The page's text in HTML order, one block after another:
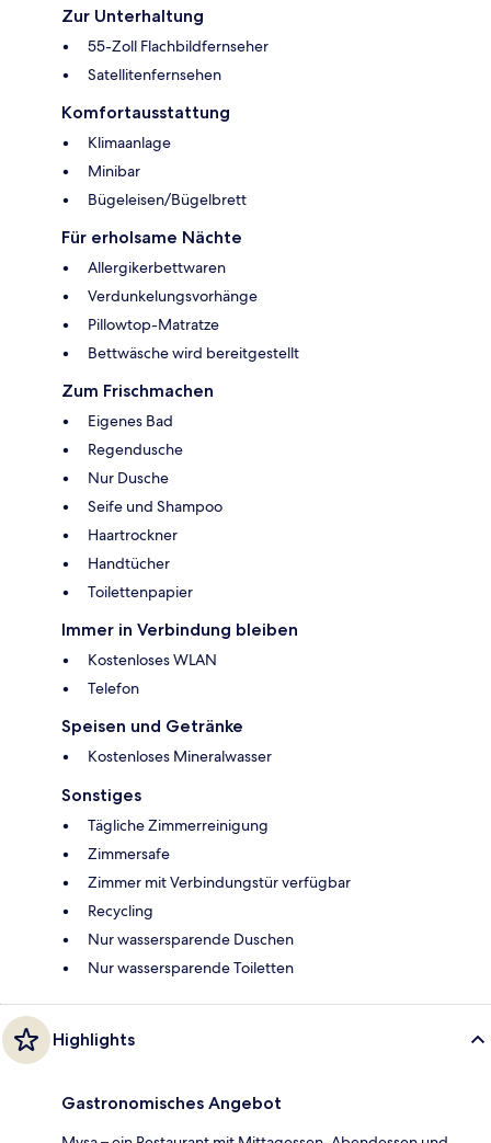
Zur Unterhaltung
55-Zoll Flachbildfernseher
Satellitenfernsehen
Komfortausstattung
Klimaanlage
Minibar
Bügeleisen/Bügelbrett
Für erholsame Nächte
Allergikerbettwaren
Verdunkelungsvorhänge
Pillowtop-Matratze
Bettwäsche wird bereitgestellt
Zum Frischmachen
Eigenes Bad
Regendusche
Nur Dusche
Seife und Shampoo
Haartrockner
Handtücher
Toilettenpapier
Immer in Verbindung bleiben
Kostenloses WLAN
Telefon
Speisen und Getränke
Kostenloses Mineralwasser
Sonstiges
Tägliche Zimmerreinigung
Zimmersafe
Zimmer mit Verbindungstür verfügbar
Recycling
Nur wassersparende Duschen
Nur wassersparende Toiletten
Highlights
Gastronomisches Angebot